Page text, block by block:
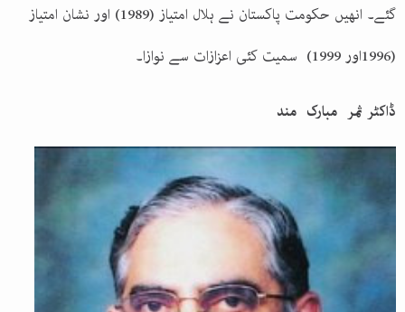
گئے۔ انھیں حکومت پاکستان نے ہلال امتیاز (1989) اور نشان امتیاز
(1996اور 1999) سمیت کئی اعزازات سے نوازا۔
ڈاکٹر ثمر مبارک مند